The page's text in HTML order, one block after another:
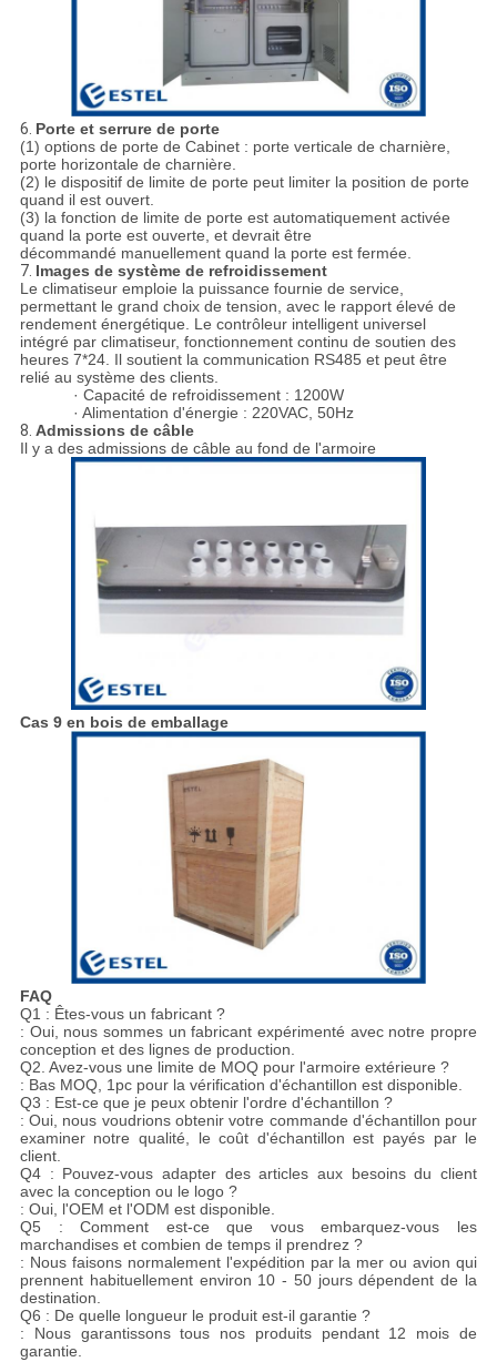
6. Porte et serrure de porte
(1) options de porte de Cabinet : porte verticale de charnière,
porte horizontale de charnière.
(2) le dispositif de limite de porte peut limiter la position de porte
quand il est ouvert.
(3) la fonction de limite de porte est automatiquement activée
quand la porte est ouverte, et devrait être
décommandé manuellement quand la porte est fermée.
7. Images de système de refroidissement
Le climatiseur emploie la puissance fournie de service,
permettant le grand choix de tension, avec le rapport élevé de
rendement énergétique. Le contrôleur intelligent universel
intégré par climatiseur, fonctionnement continu de soutien des
heures 7*24. Il soutient la communication RS485 et peut être
relié au système des clients.
· Capacité de refroidissement : 1200W
· Alimentation d'énergie : 220VAC, 50Hz
8. Admissions de câble
Il y a des admissions de câble au fond de l'armoire
Cas 9 en bois de emballage
FAQ
Q1 : Êtes-vous un fabricant ?
: Oui, nous sommes un fabricant expérimenté avec notre propre
conception et des lignes de production.
Q2. Avez-vous une limite de MOQ pour l'armoire extérieure ?
: Bas MOQ, 1pc pour la vérification d'échantillon est disponible.
Q3 : Est-ce que je peux obtenir l'ordre d'échantillon ?
: Oui, nous voudrions obtenir votre commande d'échantillon pour
examiner notre qualité, le coût d'échantillon est payés par le
client.
Q4 : Pouvez-vous adapter des articles aux besoins du client
avec la conception ou le logo ?
: Oui, l'OEM et l'ODM est disponible.
Q5 : Comment est-ce que vous embarquez-vous les
marchandises et combien de temps il prendrez ?
: Nous faisons normalement l'expédition par la mer ou avion qui
prennent habituellement environ 10 - 50 jours dépendent de la
destination.
Q6 : De quelle longueur le produit est-il garantie ?
: Nous garantissons tous nos produits pendant 12 mois de
garantie.